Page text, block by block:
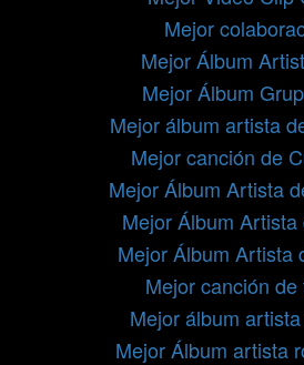
Mejor
Mejor Álbum
Mejor Álbum
Mejor álbum artista
Mejor canción de
Mejor Álbum Artista
Mejor Álbum Artista
Mejor Álbum Artista
Mejor canción de
Mejor álbum
Mejor Álbum artista